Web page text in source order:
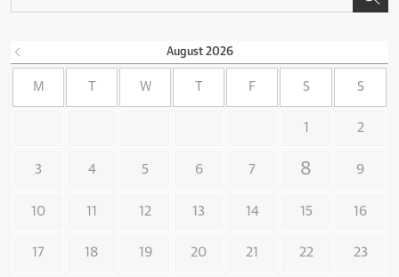
August 2026
M W F S S
1 2
3 4 5 6 7 8 9
10 11 12 13 14 15 16
17 18 19 20 21 22 23